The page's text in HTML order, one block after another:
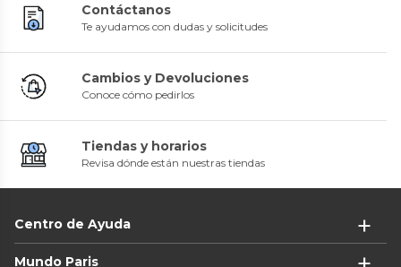
Contáctanos
Te ayudamos con dudas y solicitudes
Cambios y Devoluciones
Conoce cómo pedirlos
Tiendas y horarios
Revisa dónde están nuestras tiendas
Centro de Ayuda
Mundo Paris